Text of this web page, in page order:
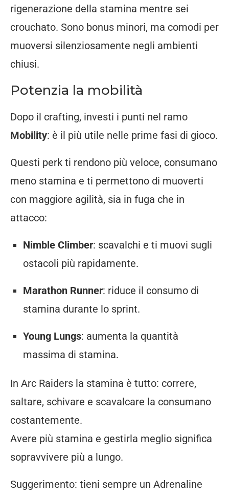
rigenerazione della stamina mentre sei
crouchato. Sono bonus minori, ma comodi per
muoversi silenziosamente negli ambienti
chiusi.
Potenzia la mobilità
Dopo il crafting, investi i punti nel ramo
Mobility: è il più utile nelle prime fasi di gioco.
Questi perk ti rendono più veloce, consumano
meno stamina e ti permettono di muoverti
con maggiore agilità, sia in fuga che in
attacco:
Nimble Climber: scavalchi e ti muovi sugli
ostacoli più rapidamente.
Marathon Runner: riduce il consumo di
stamina durante lo sprint.
Young Lungs: aumenta la quantità
massima di stamina.
In Arc Raiders la stamina è tutto: correre,
saltare, schivare e scavalcare la consumano
costantemente.
Avere più stamina e gestirla meglio significa
sopravvivere più a lungo.
Suggerimento: tieni sempre un Adrenaline